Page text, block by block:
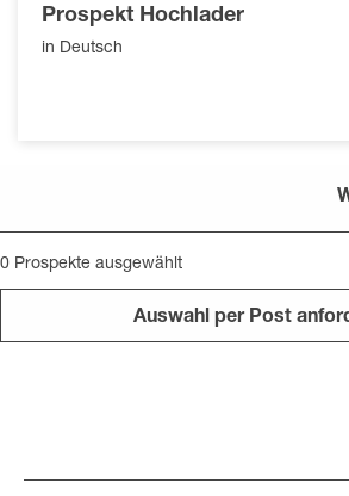
Prospekt Hochlader
in Deutsch
0 Prospekte ausgewählt
Auswahl per Post